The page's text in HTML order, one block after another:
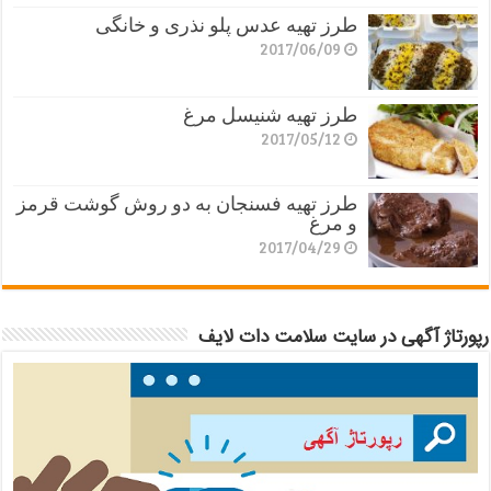
طرز تهیه عدس پلو نذری و خانگی
2017/06/09
طرز تهیه شنیسل مرغ
2017/05/12
طرز تهیه فسنجان به دو روش گوشت قرمز
و مرغ
2017/04/29
رپورتاژ آگهی در سایت سلامت دات لایف